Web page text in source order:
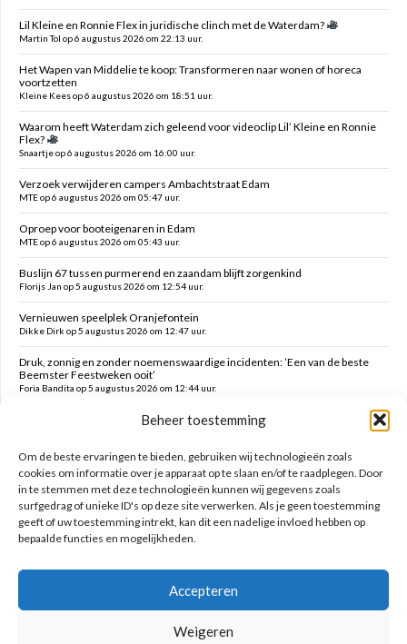
Beheer toestemming
Om de beste ervaringen te bieden, gebruiken wij technologieën zoals
cookies om informatie over je apparaat op te slaan en/of te raadplegen. Door
in te stemmen met deze technologieën kunnen wij gegevens zoals
surfgedrag of unieke ID's op deze site verwerken. Als je geen toestemming
geeft of uw toestemming intrekt, kan dit een nadelige invloed hebben op
bepaalde functies en mogelijkheden.
Accepteren
Weigeren
Lil Kleine en Ronnie Flex in juridische clinch met de Waterdam?
Martin Tol op 6 augustus 2026 om 22:13 uur.
Het Wapen van Middelie te koop: Transformeren naar wonen of horeca
voortzetten
Kleine Kees op 6 augustus 2026 om 18:51 uur.
Waarom heeft Waterdam zich geleend voor videoclip Lil’ Kleine en Ronnie
Flex?
Snaartje op 6 augustus 2026 om 16:00 uur.
Verzoek verwijderen campers Ambachtstraat Edam
MTE op 6 augustus 2026 om 05:47 uur.
Oproep voor booteigenaren in Edam
MTE op 6 augustus 2026 om 05:43 uur.
Buslijn 67 tussen purmerend en zaandam blijft zorgenkind
Florijs Jan op 5 augustus 2026 om 12:54 uur.
Vernieuwen speelplek Oranjefontein
Dikke Dirk op 5 augustus 2026 om 12:47 uur.
Druk, zonnig en zonder noemenswaardige incidenten: ’Een van de beste
Beemster Feestweken ooit’
Foria Bandita op 5 augustus 2026 om 12:44 uur.
Feesten tot in de late uurtjes en daarna vanmorgen met milde kater o.a.
hekken kaaltrekken, doeken vouwen en terrein schoonmaken
Zoeken op deze site